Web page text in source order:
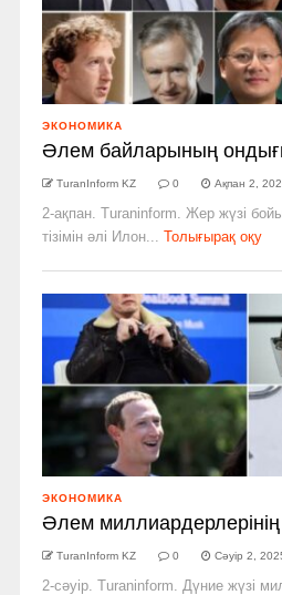
ЭКОНОМИКА
Әлем байларының
TuranInform KZ 0 Ақпан 2,
2-ақпан. Turaninform. Жер жүзі
тізімін әлі Илон...
Толығырақ оқу
ЭКОНОМИКА
Әлем
TuranInform KZ 0 Сәуір 2,
2-сәуір. Turaninform. Дүние жүзі